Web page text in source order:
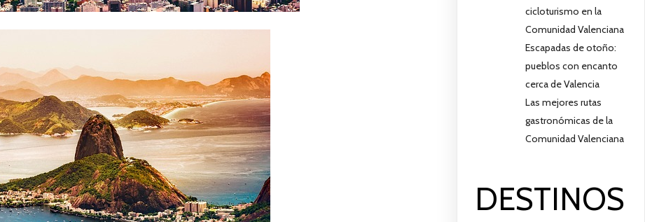
cicloturismo en la
Comunidad Valenciana
Escapadas de otoño:
pueblos con encanto
cerca de Valencia
Las mejores rutas
gastronómicas de la
Comunidad Valenciana
DESTINOS